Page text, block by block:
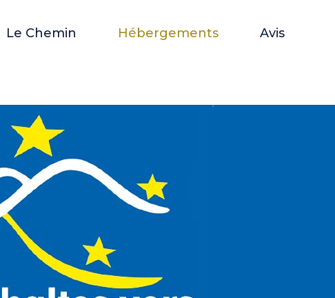
Le Chemin Hébergements Avis